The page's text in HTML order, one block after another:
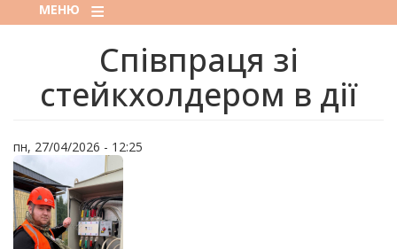
МЕНЮ
Співпраця зі
стейкхолдером в дії
пн, 27/04/2026 - 12:25